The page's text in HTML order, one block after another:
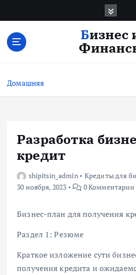
с
Бизнес и
Домашняя
Разработка
кредит
shipitsin_admin
Кредиты для
30 ноября, 2023
0 Комментарии
Бизнес-план для получения
Раздел 1: Резюме
Краткое изложение сути
получения кредита и